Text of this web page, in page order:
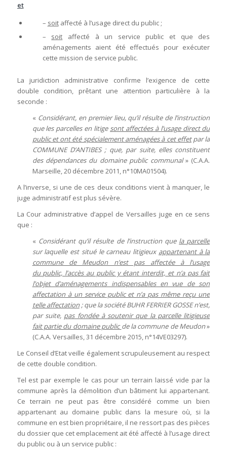
et
– soitaffecté à l’usage direct du public ;
– soit affecté à un service public et que des
aménagements aient été effectués pour exécuter
cette mission de service public.
La juridiction administrative confirme l’exigence de cette
double condition, prêtant une attention particulière à la
seconde :
« Considérant, en premier lieu, qu’il résulte de l’instruction
que les parcelles en litige sont affectées à l’usage direct du
public et ont été spécialement aménagées à cet effetpar la
COMMUNE D’ANTIBES ; que, par suite, elles constituent
des dépendances du domaine public communal» (C.A.A.
Marseille, 20 décembre 2011, n°10MA01504).
A l’inverse, si une de ces deux conditions vient à manquer, le
juge administratif est plus sévère.
La Cour administrative d’appel de Versailles juge en ce sens
que :
« Considérant qu’il résulte de l’instruction que la parcelle
sur laquelle est situé le carneau litigieux appartenant à la
commune de Meudon n’est pas affectée à l’usage
du public, l’accès au public y étant interdit, et n’a pas fait
l’objet d’aménagements indispensables en vue de son
affectation à un service public et n’a pas même reçu une
telle affectation; que la société BUHR FERRIER GOSSE n’est,
par suite, pas fondée à soutenir que la parcelle litigieuse
fait partie du domaine publicde la commune de Meudon»
(C.A.A. Versailles, 31 décembre 2015, n°14VE03297).
Le Conseil d’Etat veille également scrupuleusement au respect
de cette double condition.
Tel est par exemple le cas pour un terrain laissé vide par la
commune après la démolition d’un bâtiment lui appartenant.
Ce terrain ne peut pas être considéré comme un bien
appartenant au domaine public dans la mesure où, si la
commune en est bien propriétaire, il ne ressort pas des pièces
du dossier que cet emplacement ait été affecté à l’usage direct
du public ou à un service public :